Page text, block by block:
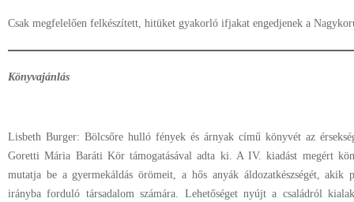
Csak megfelelően felkészített, hitüket gyakorló ifjakat engedjenek a
Könyvajánlás
Lisbeth Burger: Bölcsőre hulló fények és árnyak című könyvét az
Goretti Mária Baráti Kör támogatásával adta ki. A IV. kiadást megért
mutatja be a gyermekáldás örömeit, a hős anyák áldozatkészségét, akik
irányba forduló társadalom számára. Lehetőséget nyújt a családról